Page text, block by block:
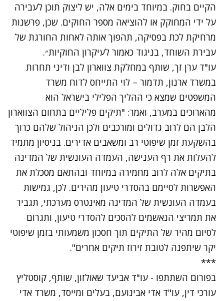
הקיים בחוק. במיוחד בימים אלה, יש ליצוק תוכן לעבירה
על ידי המחוקק או להוציאה מספר החוקים. שכן, פרשנות
מרחיקת לכת בפסיקה, תהפוך אותה לאחות החורגת של
עבירת השוחד, בניגוד כאמור לעיקרון החוקיות״.
עו"ד ערן זך, שותף במחלקת צווארון לבן ודיני תחרות
במשרד ארנון, תדמור – לוי התייחס לדוח משרד
המשפטים שמצא כי ההליך הפלילי בישראל הוא
מהארוכים במערב, ואמר: "תיקים פליליים בתחום הצווארון
הלבן הם לרוב גדולים ומורכבים ולכן הניהול שלהם כרוך
בהשקעת זמן שיפוטי רב ומשאבים אדירים. בניסיון מתמיד
להעלות את רף הענישה, העמדה העונשית של המדינה
בתיקים אלה לרוב מחמירה במיוחד ובהתאם מסכלת את
האפשרות לסיימם בהסדרי טיעון מהירים. לכן, גמישות
בעמדה העונשית של המדינה מאינטרס מערכתי, תגביר
את תמריצי הנאשמים להסכים להסדרי טיעון, ותגרום
לסיום מהיר של התיקים תוך חסכון משמעותי בזמן שיפוטי
יקר שיתפנה לטובת זירוז תיקים אחרים".
***
בפורום השתתפו - עו"ד אביעד שאולזון, שותף, קוסטליץ
עורכי דין, עו"ד אדי אבינועם, בעלים ומייסד, משרד אדי